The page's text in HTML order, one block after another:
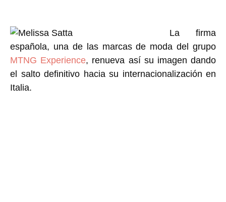
La firma
española, una de las marcas de moda del grupo
MTNG Experience, renueva así su imagen dando
el salto definitivo hacia su internacionalización en
Italia.